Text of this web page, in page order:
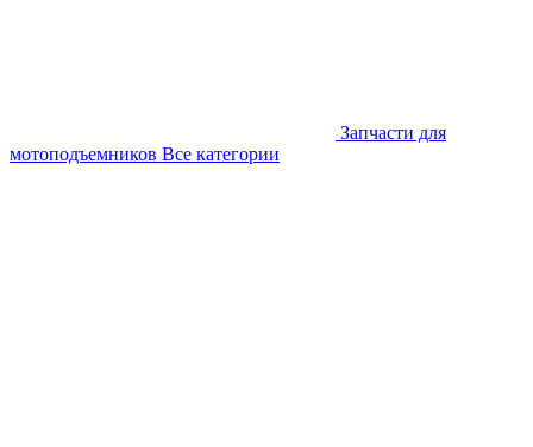
Запчасти для
мотоподъемников Все категории